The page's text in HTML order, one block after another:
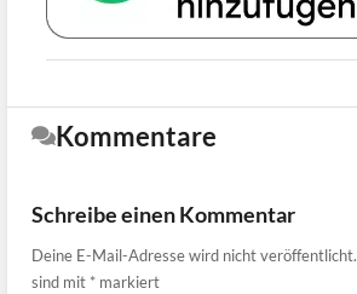
Kommentare
Schreibe einen Kommentar
Deine E-Mail-Adresse wird nicht veröffentlicht.
sind mit * markiert